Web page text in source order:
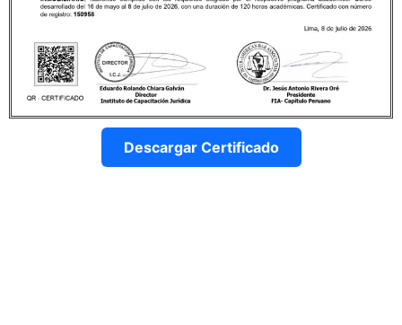
Descargar Certificado